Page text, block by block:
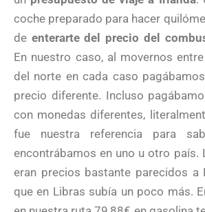
coche preparado para hacer
de enterarte del precio del
En nuestro caso, al movernos
del norte en cada caso
precio diferente. Incluso
con monedas diferentes,
fue nuestra referencia para
encontrábamos en uno u otro país.
eran precios bastante parecidos a
que en Libras subía un poco más.